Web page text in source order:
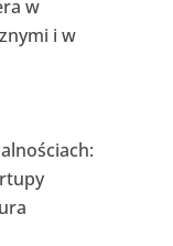
w
i w